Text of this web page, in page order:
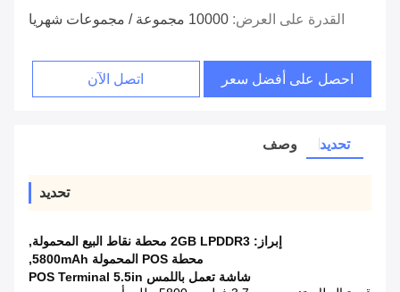
القدرة على العرض: 10000 مجموعة / مجموعات شهريا
احصل على أفضل سعر اتصل الآن
تحديد وصف
تحديد
إبراز: 2GB LPDDR3 محطة نقاط البيع المحمولة
,
محطة POS المحمولة 5800mAh
,
شاشة تعمل باللمس POS Terminal 5.5in